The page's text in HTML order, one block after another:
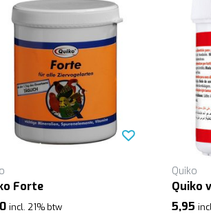
Forte
incl. 21% btw
Quiko
Quiko
5,95